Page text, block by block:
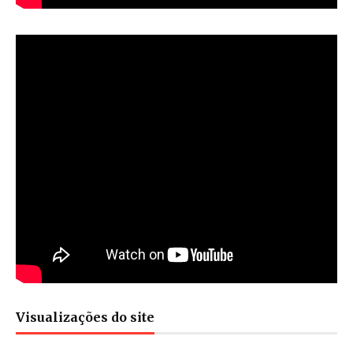
Visualizações do site